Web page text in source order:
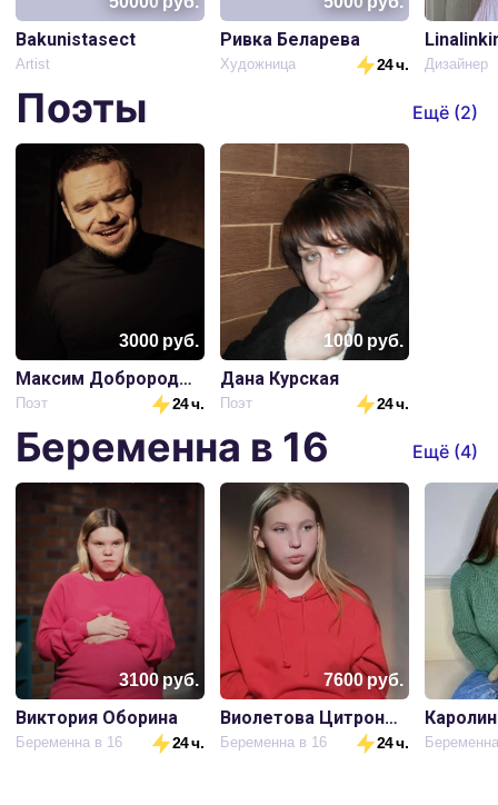
Bakunistasect
Artist
Ривка Беларева
Художница 24 ч. Дизайнер
Поэты Ещё (2)
3000руб.
Максим Добророднов
Поэт 24 ч.
1000руб.
Дана Курская
Поэт 24 ч.
Беременна в 16 Ещё (4)
3100руб.
Виктория Оборина
Беременна в 16 24 ч.
7600руб.
Виолетова Цитронова
Беременна в 16 24 ч.